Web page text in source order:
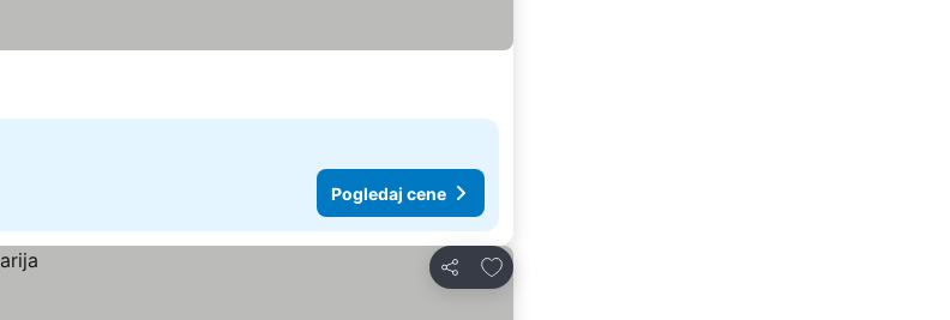
Pogledaj cene
Deli
Dodati u favorite